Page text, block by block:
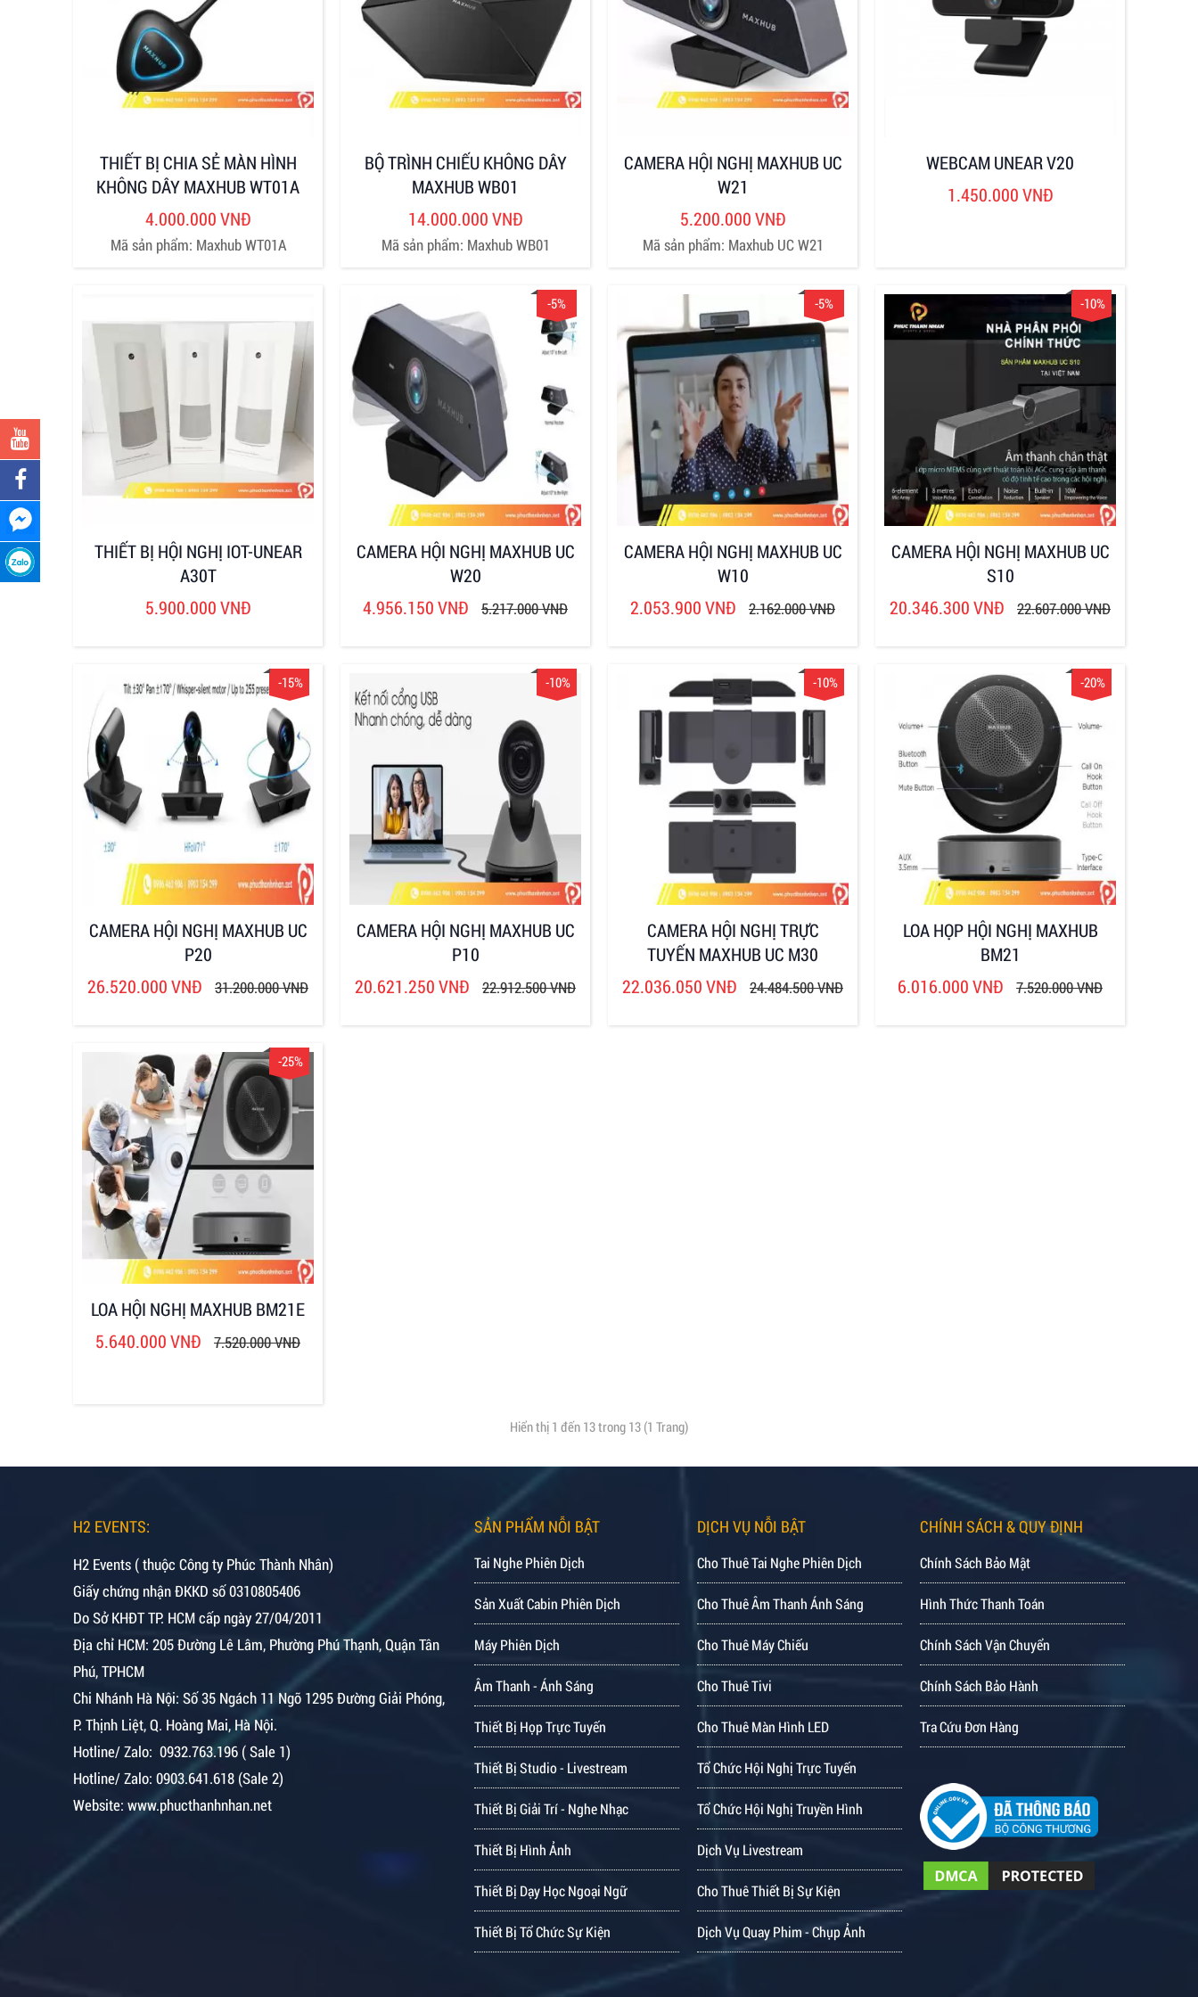
THIẾT BỊ CHIA SẺ MÀN HÌNH
KHÔNG DÂY MAXHUB WT01A
4.000.000 VNĐ
Mã sản phẩm: Maxhub WT01A
BỘ TRÌNH CHIẾU KHÔNG DÂY
MAXHUB WB01
14.000.000 VNĐ
Mã sản phẩm: Maxhub WB01
CAMERA HỘI NGHỊ MAXHUB UC
W21
5.200.000 VNĐ
Mã sản phẩm: Maxhub UC W21
WEBCAM UNEAR V20
1.450.000 VNĐ
THIẾT BỊ HỘI NGHỊ IOT-UNEAR
A30T
5.900.000 VNĐ
-5%
CAMERA HỘI NGHỊ MAXHUB UC
W20
4.956.150 VNĐ
5.217.000 VNĐ
-5%
CAMERA HỘI NGHỊ MAXHUB UC
W10
2.053.900 VNĐ
2.162.000 VNĐ
-10%
CAMERA HỘI NGHỊ MAXHUB UC
S10
20.346.300 VNĐ
22.607.000 VNĐ
-15%
CAMERA HỘI NGHỊ MAXHUB UC
P20
26.520.000 VNĐ
31.200.000 VNĐ
-10%
CAMERA HỘI NGHỊ MAXHUB UC
P10
20.621.250 VNĐ
22.912.500 VNĐ
-10%
CAMERA HỘI NGHỊ TRỰC
TUYẾN MAXHUB UC M30
22.036.050 VNĐ
24.484.500 VNĐ
-20%
LOA HỌP HỘI NGHỊ MAXHUB
BM21
6.016.000 VNĐ
7.520.000 VNĐ
-25%
LOA HỘI NGHỊ MAXHUB BM21E
5.640.000 VNĐ
7.520.000 VNĐ
Hiển thị 1 đến 13 trong 13 (1 Trang)
H2 EVENTS:
H2 Events ( thuộc Công ty Phúc Thành Nhân)
Giấy chứng nhận ĐKKD số 0310805406
Do Sở KHĐT TP. HCM cấp ngày 27/04/2011
Địa chỉ HCM: 205 Đường Lê Lâm, Phường Phú Thạnh, Quận Tân
Phú, TPHCM
Chi Nhánh Hà Nội: Số 35 Ngách 11 Ngõ 1295 Đường Giải Phóng,
P. Thịnh Liệt, Q. Hoàng Mai, Hà Nội.
Hotline/ Zalo: 0932.763.196 ( Sale 1)
Hotline/ Zalo: 0903.641.618 (Sale 2)
Website: www.phucthanhnhan.net
SẢN PHẨM NỖI BẬT
Tai Nghe Phiên Dịch
Sản Xuất Cabin Phiên Dịch
Máy Phiên Dịch
Âm Thanh - Ánh Sáng
Thiết Bị Họp Trực Tuyến
Thiết Bị Studio - Livestream
Thiết Bị Giải Trí - Nghe Nhạc
Thiết Bị Hình Ảnh
Thiết Bị Dạy Học Ngoại Ngữ
Thiết Bị Tổ Chức Sự Kiện
DỊCH VỤ NỖI BẬT
Cho Thuê Tai Nghe Phiên Dịch
Cho Thuê Âm Thanh Ánh Sáng
Cho Thuê Máy Chiếu
Cho Thuê Tivi
Cho Thuê Màn Hình LED
Tổ Chức Hội Nghị Trực Tuyến
Tổ Chức Hội Nghị Truyền Hình
Dịch Vụ Livestream
Cho Thuê Thiết Bị Sự Kiện
Dịch Vụ Quay Phim - Chụp Ảnh
CHÍNH SÁCH & QUY ĐỊNH
Chính Sách Bảo Mật
Hình Thức Thanh Toán
Chính Sách Vận Chuyển
Chính Sách Bảo Hành
Tra Cứu Đơn Hàng